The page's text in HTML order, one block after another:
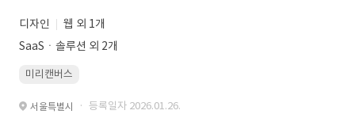
디자인
웹 외 1개
SaaSㆍ솔루션 외 2개
미리캔버스
서울특별시 · 등록일자 2026.01.26.